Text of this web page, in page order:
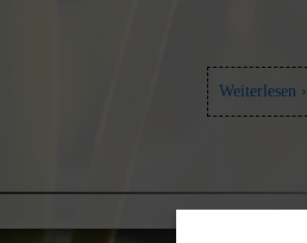
Weiterlesen ›